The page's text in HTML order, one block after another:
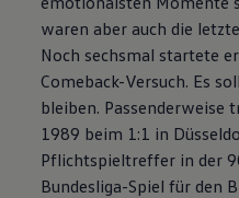
waren aber auch die
Noch sechsmal startete
Comeback-Versuch. Es
bleiben. Passenderweise
1989 beim 1:1 in
Pflichtspieltreffer in der
Bundesliga-Spiel für den